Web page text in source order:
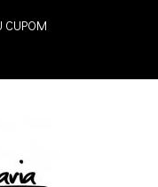
CUPOM